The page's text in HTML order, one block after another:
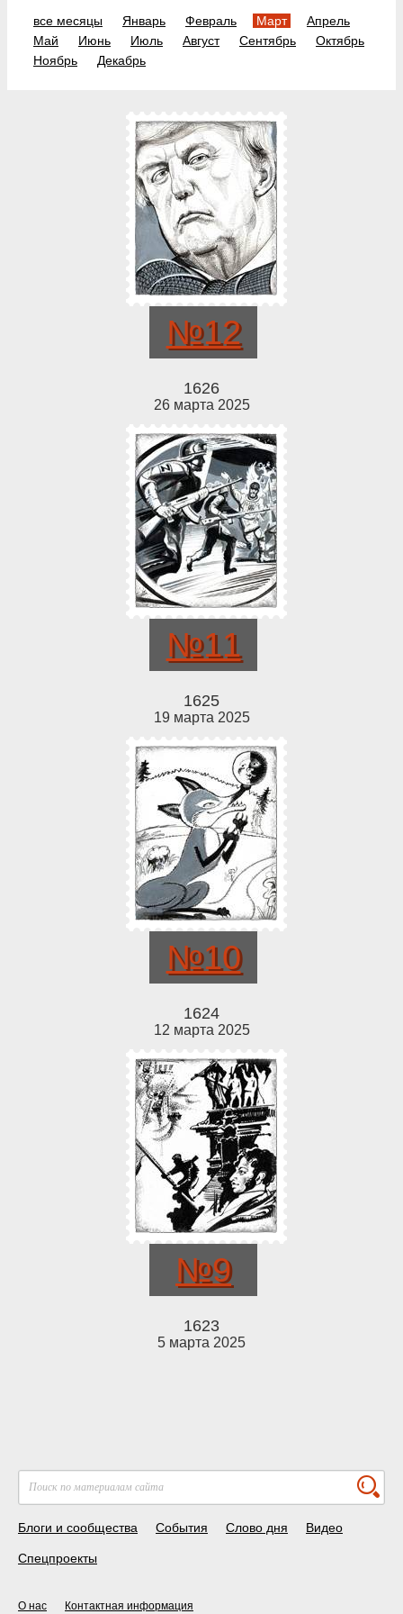
все месяцы Январь Февраль Март
Апрель
Май
Июнь Июль Август Сентябрь
Октябрь
Ноябрь
Декабрь
№12
1626
26 марта 2025
№11
1625
19 марта 2025
№10
1624
12 марта 2025
№9
1623
5 марта 2025
Блоги и сообщества События Слово дня Видео
Спецпроекты
О нас Контактная информация